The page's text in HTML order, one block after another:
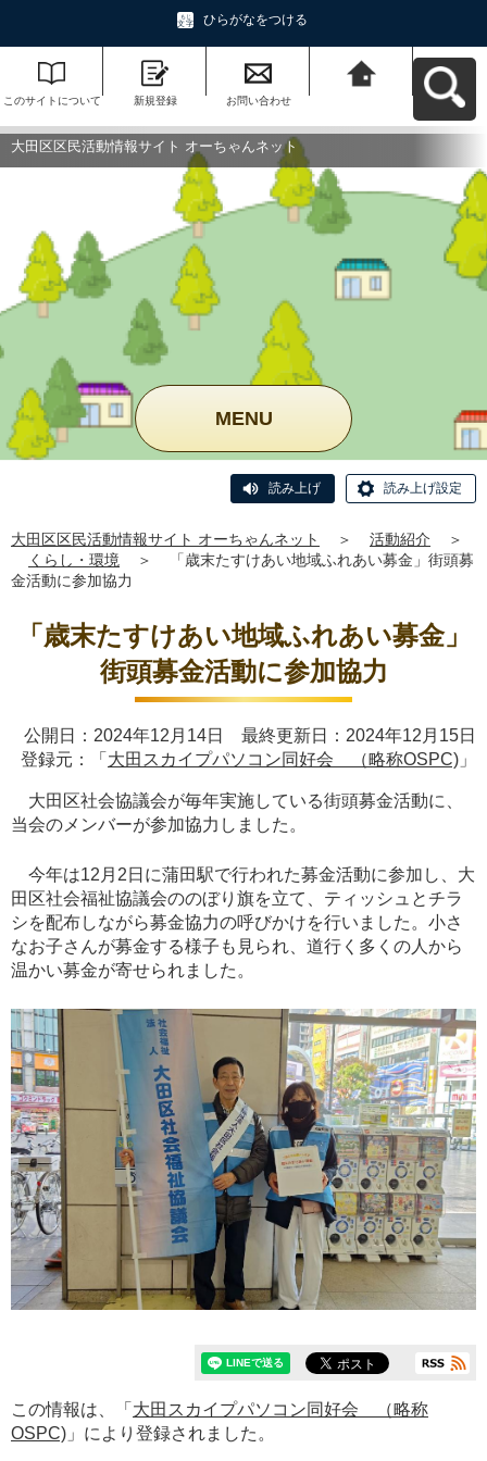
ひらがなをつける
このサイトについて 新規登録 お問い合わせ
ットへ戻る
大田区区民活動情報サイト オーちゃんネット
MENU
読み上げ 読み上げ設定
大田区区民活動情報サイト オーちゃんネット ＞ 活動紹介
＞
くらし・環境
＞
「歳末たすけあい地域ふれあい募金」街頭募
金活動に参加協力
「歳末たすけあい地域ふれあい募金」
街頭募金活動に参加協力
公開日：2024年12月14日 最終更新日：2024年12月15日
登録元：「 大田スカイプパソコン同好会 （略称OSPC) 」
大田区社会協議会が毎年実施している街頭募金活動に、
当会のメンバーが参加協力しました。
今年は12月2日に蒲田駅で行われた募金活動に参加し、大
田区社会福祉協議会ののぼり旗を立て、ティッシュとチラ
シを配布しながら募金協力の呼びかけを行いました。小さ
なお子さんが募金する様子も見られ、道行く多くの人から
温かい募金が寄せられました。
この情報は、「 大田スカイプパソコン同好会 （略称
OSPC) 」により登録されました。